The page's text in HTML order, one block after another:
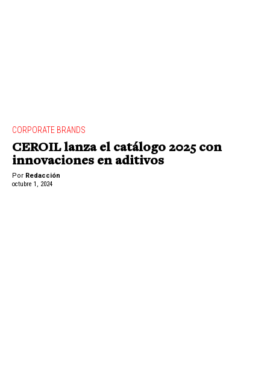
CORPORATE BRANDS
CEROIL lanza el catálogo 2025 con
innovaciones en aditivos
Por Redacción
octubre 1, 2024